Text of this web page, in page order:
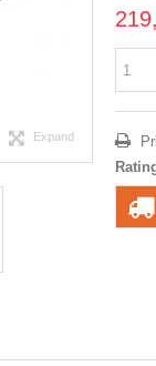
Expand